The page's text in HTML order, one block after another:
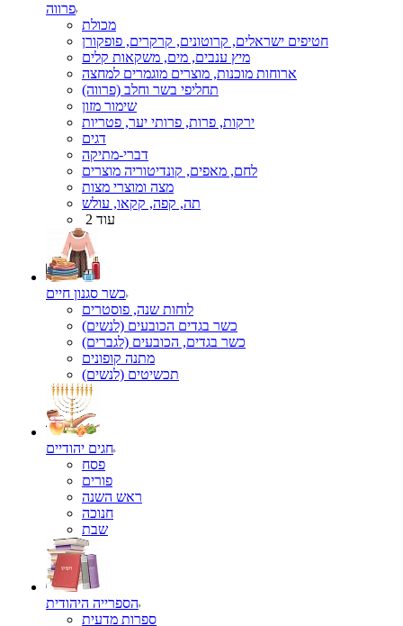
פרווה
מכולת
חטיפים ישראלים, קרוטונים, קרקרים, פופקורן
מיץ ענבים, מים, משקאות קלים
ארוחות מוכנות, מוצרים מוגמרים למחצה
תחליפי בשר וחלב (פרווה)
שימור מזון
ירקות, פרות, פרותי יער, פטריות
דגים
דברי-מתיקה
לחם, מאפים, קונדיטוריה מוצרים
מצה ומוצרי מצות
תה, קפה, קקאו, עולש
עוד 2
כשר סגנון חיים
לוחות שנה, פוסטרים
כשר בגדים הכובעים (לנשים)
כשר בגדים, הכובעים (לגברים)
מתנה קופונים
תכשיטים (לנשים)
חגים יהודיים
פסח
פורים
ראש השנה
חנוכה
שבת
הספרייה היהודית
ספרות מדעית